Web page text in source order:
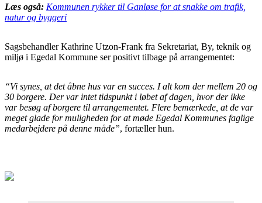
Læs også: Kommunen rykker til Ganløse for at snakke om trafik,
natur og byggeri
Sagsbehandler Kathrine Utzon-Frank fra Sekretariat, By, teknik og
miljø i Egedal Kommune ser positivt tilbage på arrangementet:
“Vi synes, at det åbne hus var en succes. I alt kom der mellem 20 og
30 borgere. Der var intet tidspunkt i løbet af dagen, hvor der ikke
var besøg af borgere til arrangementet. Flere bemærkede, at de var
meget glade for muligheden for at møde Egedal Kommunes faglige
medarbejdere på denne måde”, fortæller hun.